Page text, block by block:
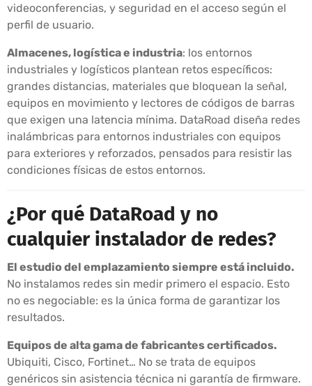
videoconferencias, y seguridad en el acceso según el
perfil de usuario.
Almacenes, logística e industria: los entornos
industriales y logísticos plantean retos específicos:
grandes distancias, materiales que bloquean la señal,
equipos en movimiento y lectores de códigos de barras
que exigen una latencia mínima. DataRoad diseña redes
inalámbricas para entornos industriales con equipos
para exteriores y reforzados, pensados para resistir las
condiciones físicas de estos entornos.
¿Por qué DataRoad y no
cualquier instalador de redes?
El estudio del emplazamiento siempre está incluido.
No instalamos redes sin medir primero el espacio. Esto
no es negociable: es la única forma de garantizar los
resultados.
Equipos de alta gama de fabricantes certificados.
Ubiquiti, Cisco, Fortinet… No se trata de equipos
genéricos sin asistencia técnica ni garantía de firmware.